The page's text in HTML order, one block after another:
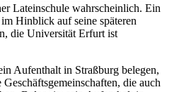
Lateinschule wahrscheinlich. Ein
Hinblick auf seine späteren
die Universität Erfurt ist
Aufenthalt in Straßburg belegen,
die auch